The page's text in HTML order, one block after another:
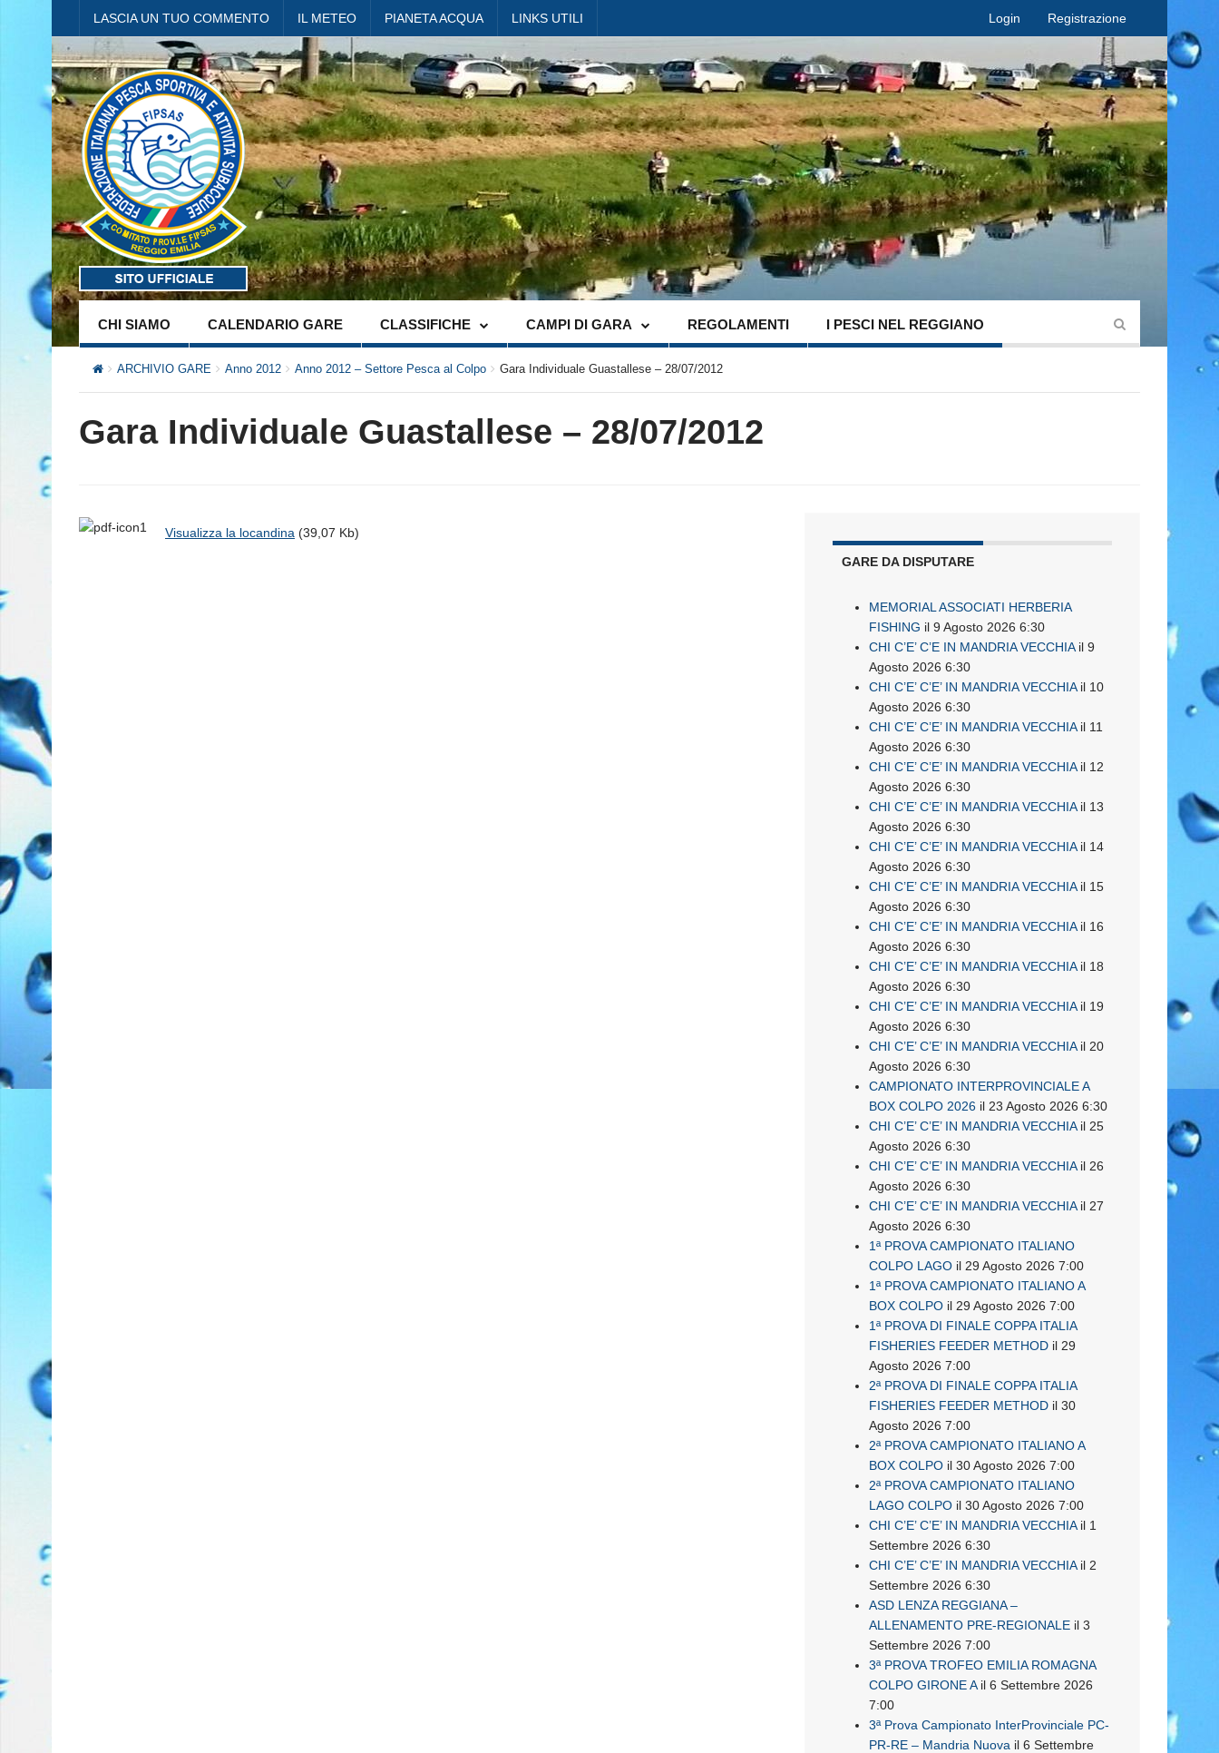
LASCIA UN TUO COMMENTO IL METEO PIANETA ACQUA LINKS UTILI Login Registrazione
CHI SIAMO CALENDARIO GARE CLASSIFICHE CAMPI DI GARA REGOLAMENTI I PESCI NEL REGGIANO
ARCHIVIO GARE Anno 2012 Anno 2012 – Settore Pesca al Colpo Gara Individuale Guastallese – 28/07/2012
Gara Individuale Guastallese – 28/07/2012
Visualizza la locandina (39,07 Kb)
GARE DA DISPUTARE
MEMORIAL ASSOCIATI HERBERIA
FISHING il 9 Agosto 2026 6:30
CHI C’E’ C’E IN MANDRIA VECCHIAil 9
Agosto 2026 6:30
CHI C’E’ C’E’ IN MANDRIA VECCHIAil 10
Agosto 2026 6:30
CHI C’E’ C’E’ IN MANDRIA VECCHIAil 11
Agosto 2026 6:30
CHI C’E’ C’E’ IN MANDRIA VECCHIAil 12
Agosto 2026 6:30
CHI C’E’ C’E’ IN MANDRIA VECCHIAil 13
Agosto 2026 6:30
CHI C’E’ C’E’ IN MANDRIA VECCHIAil 14
Agosto 2026 6:30
CHI C’E’ C’E’ IN MANDRIA VECCHIAil 15
Agosto 2026 6:30
CHI C’E’ C’E’ IN MANDRIA VECCHIAil 16
Agosto 2026 6:30
CHI C’E’ C’E’ IN MANDRIA VECCHIAil 18
Agosto 2026 6:30
CHI C’E’ C’E’ IN MANDRIA VECCHIAil 19
Agosto 2026 6:30
CHI C’E’ C’E’ IN MANDRIA VECCHIAil 20
Agosto 2026 6:30
CAMPIONATO INTERPROVINCIALE A
BOX COLPO 2026 il 23 Agosto 2026 6:30
CHI C’E’ C’E’ IN MANDRIA VECCHIAil 25
Agosto 2026 6:30
CHI C’E’ C’E’ IN MANDRIA VECCHIAil 26
Agosto 2026 6:30
CHI C’E’ C’E’ IN MANDRIA VECCHIAil 27
Agosto 2026 6:30
1ª PROVA CAMPIONATO ITALIANO
COLPO LAGO il 29 Agosto 2026 7:00
1ª PROVA CAMPIONATO ITALIANO A
BOX COLPO il 29 Agosto 2026 7:00
1ª PROVA DI FINALE COPPA ITALIA
FISHERIES FEEDER METHOD il 29
Agosto 2026 7:00
2ª PROVA DI FINALE COPPA ITALIA
FISHERIES FEEDER METHOD il 30
Agosto 2026 7:00
2ª PROVA CAMPIONATO ITALIANO A
BOX COLPO il 30 Agosto 2026 7:00
2ª PROVA CAMPIONATO ITALIANO
LAGO COLPO il 30 Agosto 2026 7:00
CHI C’E’ C’E’ IN MANDRIA VECCHIAil 1
Settembre 2026 6:30
CHI C’E’ C’E’ IN MANDRIA VECCHIAil 2
Settembre 2026 6:30
ASD LENZA REGGIANA –
ALLENAMENTO PRE-REGIONALE il 3
Settembre 2026 7:00
3ª PROVA TROFEO EMILIA ROMAGNA
COLPO GIRONE Ail 6 Settembre 2026
7:00
3ª Prova Campionato InterProvinciale PC-
PR-RE – Mandria Nuova il 6 Settembre